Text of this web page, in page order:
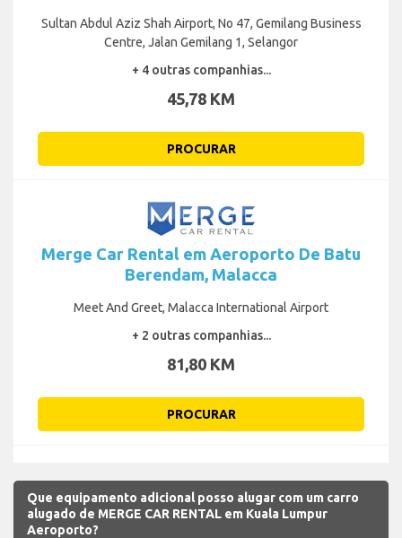
Sultan Abdul Aziz Shah Airport, No 47, Gemilang Business
Centre, Jalan Gemilang 1, Selangor
+ 4 outras companhias...
45,78 KM
PROCURAR
Merge Car Rental em Aeroporto De Batu
Berendam, Malacca
Meet And Greet, Malacca International Airport
+ 2 outras companhias...
81,80 KM
PROCURAR
Que equipamento adicional posso alugar com um carro
alugado de MERGE CAR RENTAL em Kuala Lumpur
Aeroporto?